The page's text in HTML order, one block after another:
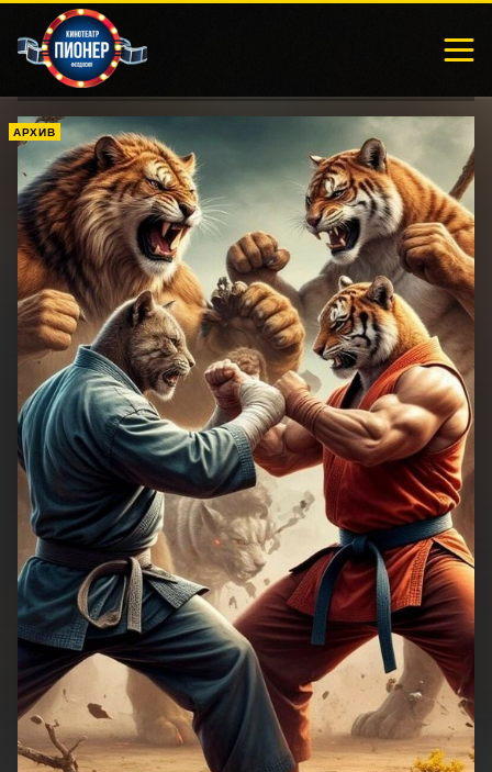
АРХИВ